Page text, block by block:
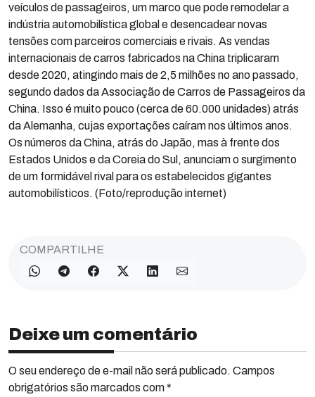
veículos de passageiros, um marco que pode remodelar a
indústria automobilística global e desencadear novas
tensões com parceiros comerciais e rivais. As vendas
internacionais de carros fabricados na China triplicaram
desde 2020, atingindo mais de 2,5 milhões no ano passado,
segundo dados da Associação de Carros de Passageiros da
China. Isso é muito pouco (cerca de 60.000 unidades) atrás
da Alemanha, cujas exportações caíram nos últimos anos.
Os números da China, atrás do Japão, mas à frente dos
Estados Unidos e da Coreia do Sul, anunciam o surgimento
de um formidável rival para os estabelecidos gigantes
automobilísticos. (Foto/reprodução internet)
COMPARTILHE
Deixe um comentário
O seu endereço de e-mail não será publicado. Campos
obrigatórios são marcados com *